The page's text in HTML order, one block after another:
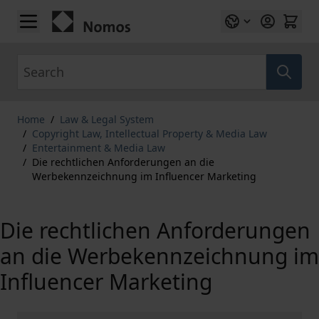
Skip to Content
Home / Law & Legal System
/ Copyright Law, Intellectual Property & Media Law
/ Entertainment & Media Law
/ Die rechtlichen Anforderungen an die
Werbekennzeichnung im Influencer Marketing
Die rechtlichen Anforderungen
an die Werbekennzeichnung im
Influencer Marketing